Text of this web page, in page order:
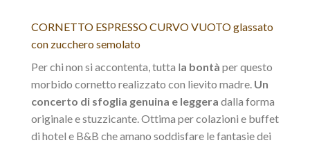
CORNETTO ESPRESSO CURVO VUOTO glassato
con zucchero semolato
Per chi non si accontenta, tutta la bontà per questo
morbido cornetto realizzato con lievito madre. Un
concerto di sfoglia genuina e leggera dalla forma
originale e stuzzicante. Ottima per colazioni e buffet
di hotel e B&B che amano soddisfare le fantasie dei